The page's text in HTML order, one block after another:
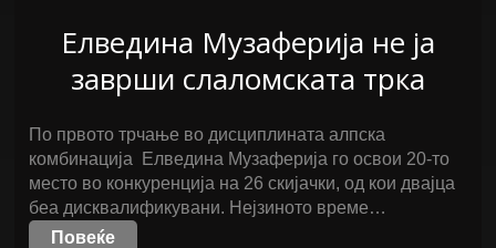
Елведина Музаферија не ја
заврши слаломската трка
По првото трчање во дисциплината алпска
комбинација Елведина Музаферија го освои 20-то
место во конкуренција на 26 скијачки, од кои двајца
беа дисквалификувани. Нејзиното време…
Повеќе